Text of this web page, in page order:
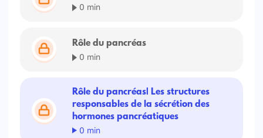
0 min
Rôle du pancréas
0 min
Rôle du pancréas| Les structures
responsables de la sécrétion des
hormones pancréatiques
0 min